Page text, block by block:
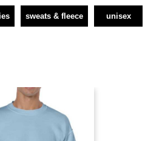
sweats & fleece unisex